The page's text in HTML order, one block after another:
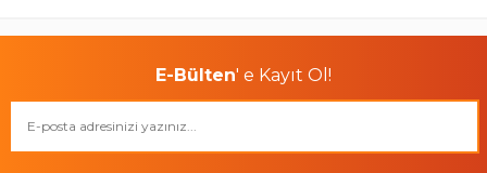
E-Bülten' e Kayıt Ol!